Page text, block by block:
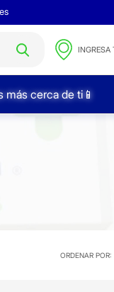
INGRESA
más cerca de ti📱
ORDENAR POR: